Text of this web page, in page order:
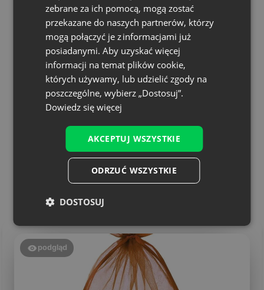
Produkt nie posiada recenzji
Może zainteresują Cię inne ocenione produkty
podgląd
zebrane za ich pomocą, mogą zostać
przekazane do naszych partnerów, którzy
mogą połączyć je z informacjami już
posiadanymi. Aby uzyskać więcej
informacji na temat plików cookie,
których używamy, lub udzielić zgody na
poszczególne, wybierz „Dostosuj”.
Dowiedz się więcej
AKCEPTUJ WSZYSTKIE
ODRZUĆ WSZYSTKIE
DOSTOSUJ